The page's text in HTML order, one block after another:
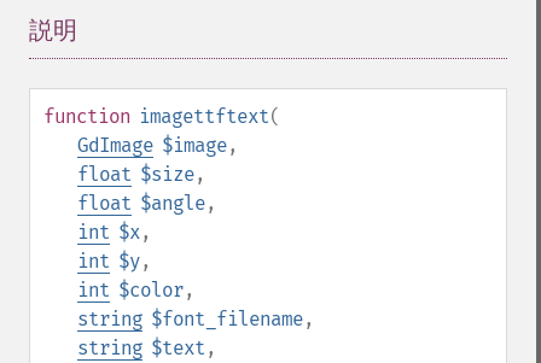
説明
function imagettftext(
GdImage $image,
float $size,
float $angle,
int $x,
int $y,
int $color,
string $font_filename,
string $text ,